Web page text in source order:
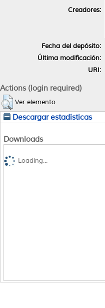
Creadores:
Fecha del depósito:
Última modificación:
URI:
Actions (login required)
Ver elemento
Descargar estadísticas
Downloads
Loading...